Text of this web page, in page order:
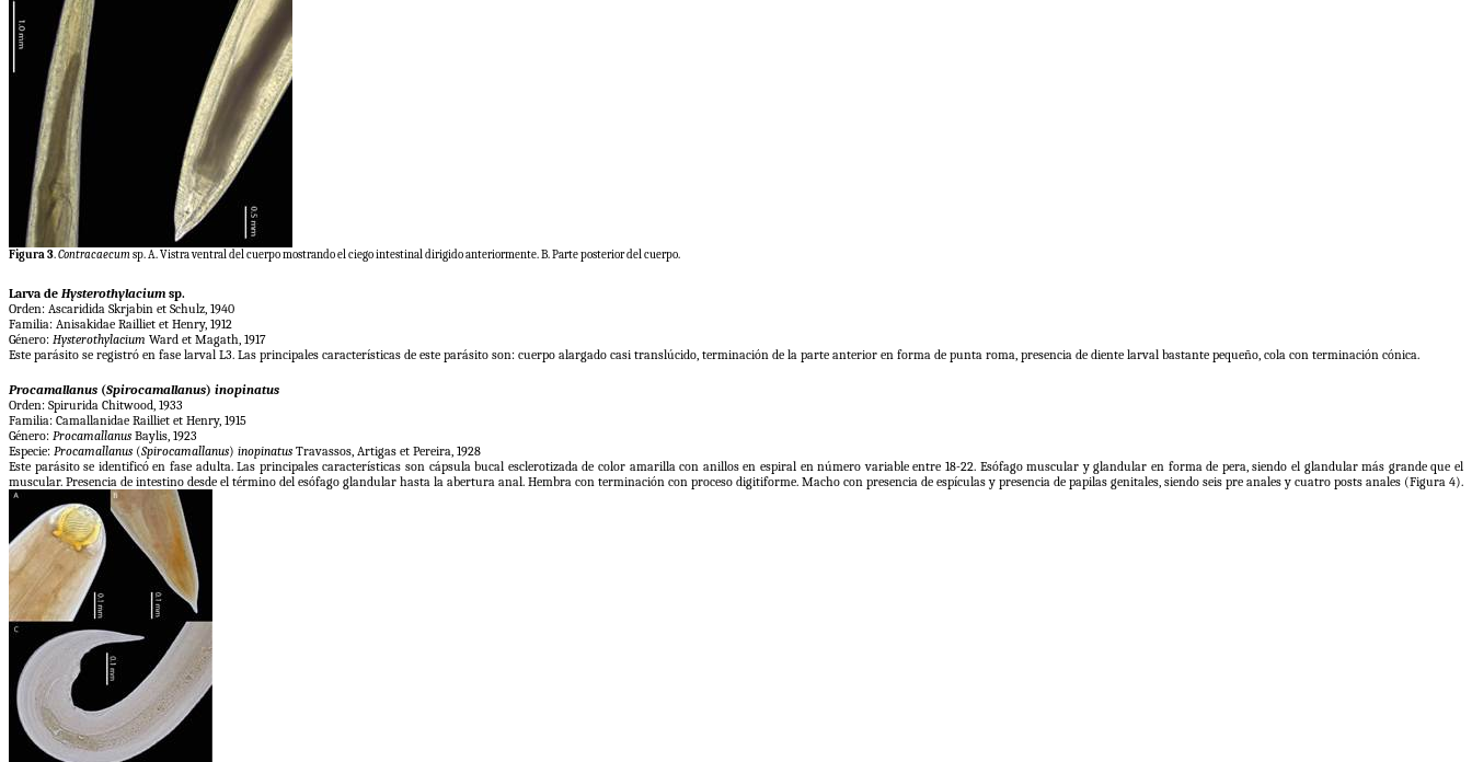
Figura 3.Contracaecumsp. A. Vistra ventral del cuerpo mostrando el ciego intestinal dirigido anteriormente. B. Parte posterior del cuerpo.
Larva de Hysterothylacium sp.
Orden: Ascaridida Skrjabin et Schulz, 1940
Familia: Anisakidae Railliet et Henry, 1912
Género: Hysterothylacium Ward et Magath, 1917
Este parásito se registró en fase larval L3. Las principales características de este parásito son: cuerpo alargado casi translúcido, terminación de la parte anterior en forma de punta roma, presencia de diente larval bastante pequeño, cola con terminación cónica.
Procamallanus (Spirocamallanus) inopinatus
Orden: Spirurida Chitwood, 1933
Familia: Camallanidae Railliet et Henry, 1915
Género: Procamallanus Baylis, 1923
Especie: Procamallanus (Spirocamallanus) inopinatus Travassos, Artigas et Pereira, 1928
Este parásito se identificó en fase adulta. Las principales características son cápsula bucal esclerotizada de color amarilla con anillos en espiral en número variable entre 18-22. Esófago muscular y glandular en forma de pera, siendo el glandular más grande que el
muscular. Presencia de intestino desde el término del esófago glandular hasta la abertura anal. Hembra con terminación con proceso digitiforme. Macho con presencia de espículas y presencia de papilas genitales, siendo seis pre anales y cuatro posts anales (Figura 4).